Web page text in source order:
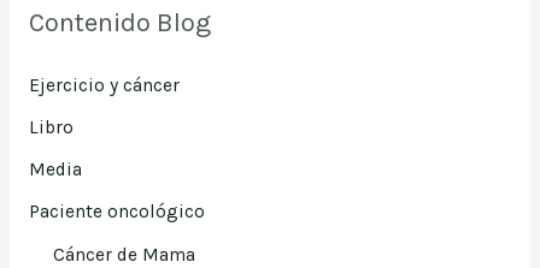
Contenido Blog
Ejercicio y cáncer
Libro
Media
Paciente oncológico
Cáncer de Mama